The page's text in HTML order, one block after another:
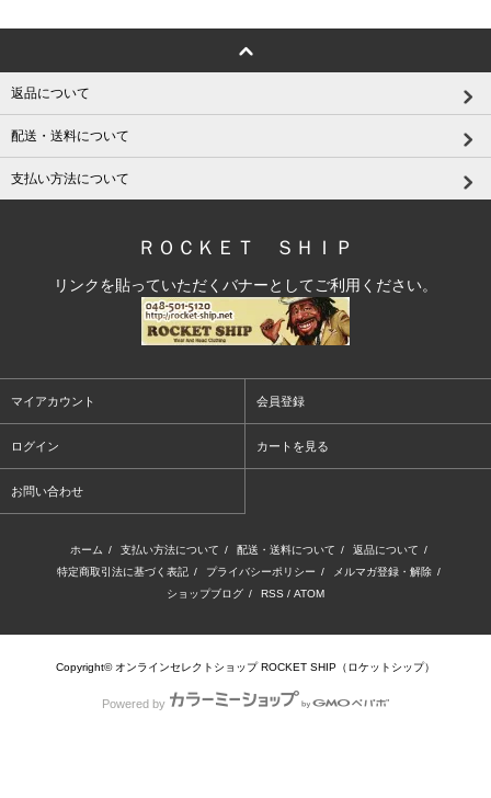
返品について
配送・送料について
支払い方法について
ＲＯＣＫＥＴ ＳＨＩＰ
リンクを貼っていただくバナーとしてご利用ください。
マイアカウント 会員登録
ログイン カートを見る
お問い合わせ
ホーム / 支払い方法について / 配送・送料について / 返品について /
特定商取引法に基づく表記 / プライバシーポリシー / メルマガ登録・解除 /
ショップブログ / RSS / ATOM
Copyright© オンラインセレクトショップ ROCKET SHIP（ロケットシップ）
Powered by